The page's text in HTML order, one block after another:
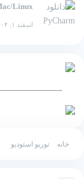
اسفند ۱, ۱۴۰۴
خانه توربو استودیو